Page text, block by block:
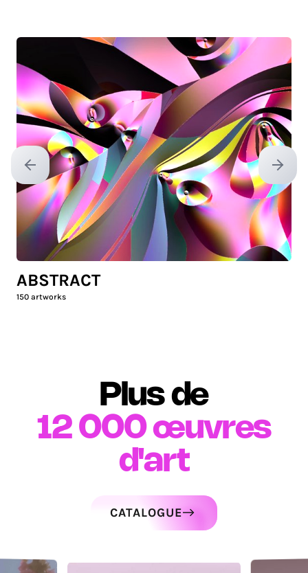
Previous slide Next
ABSTRACT
150 artworks
Plus de
12 000 œuvres
d'art
CATALOGUE